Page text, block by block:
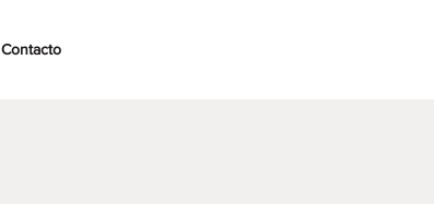
Contacto